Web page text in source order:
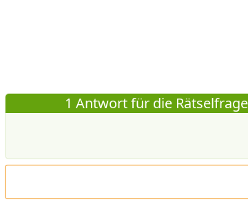
1 Antwort für die Rätselfrage